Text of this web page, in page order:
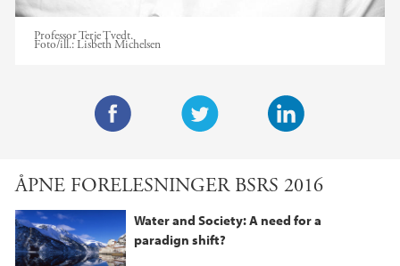
Professor Terje Tvedt.
Foto/ill.:Lisbeth Michelsen
i
n
c
e
b
o
ÅPNE FORELESNINGER BSRS 2016
Water and Society: A need for a
paradign shift?